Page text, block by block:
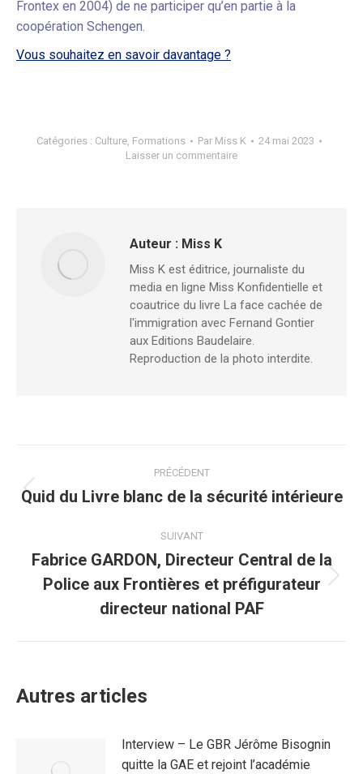
Frontex en 2004) de ne participer qu’en partie à la
coopération Schengen.
Vous souhaitez en savoir davantage ?
Catégories : Culture, Formations Par Miss K
24 mai 2023
Laisser un commentaire
Auteur : Miss K
Miss K est éditrice, journaliste du
media en ligne Miss Konfidentielle et
coautrice du livre La face cachée de
l'immigration avec Fernand Gontier
aux Editions Baudelaire.
Reproduction de la photo interdite.
article
PRÉCÉDENT
Article
:
Quid du Livre blanc de la sécurité intérieure
SUIVANT
Article
suivant
Fabrice GARDON, Directeur Central de la
Police aux Frontières et préfigurateur
directeur national PAF
Autres articles
Interview – Le GBR Jérôme Bisognin
quitte la GAE et rejoint l’académie